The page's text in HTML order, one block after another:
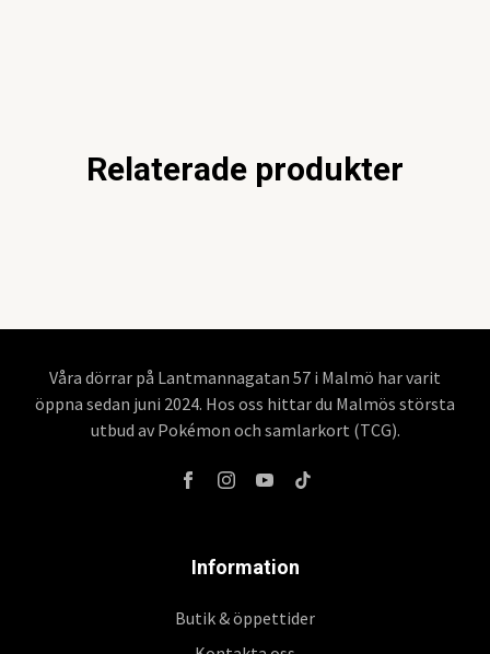
Relaterade produkter
Våra dörrar på Lantmannagatan 57 i Malmö har varit
öppna sedan juni 2024. Hos oss hittar du Malmös största
utbud av Pokémon och samlarkort (TCG).
Information
Butik & öppettider